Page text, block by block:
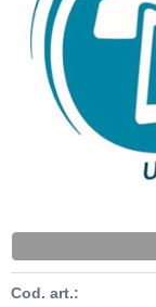
Cod. art.: